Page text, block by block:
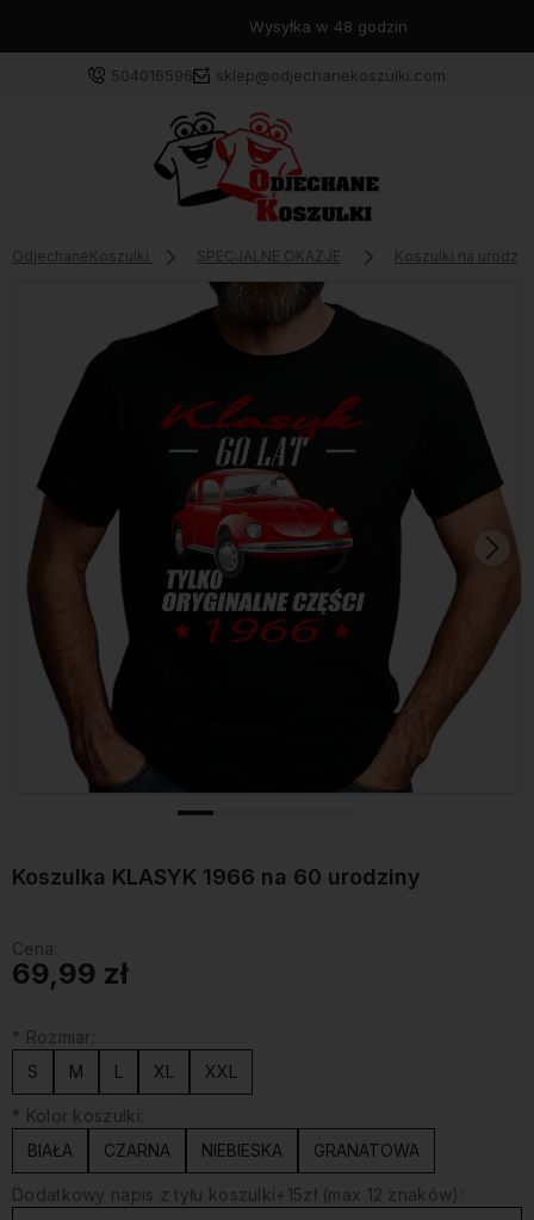
Wysyłka w 48 godzin
504016596 sklep@odjechanekoszulki.com
OdjechaneKoszulki SPECJALNE OKAZJE Koszulki na
Koszulka KLASYK 1966 na 60 urodziny
Cena:
69,99 zł
* Rozmiar:
S
M L XL XXL
* Kolor koszulki:
BIAŁA
CZARNA NIEBIESKA GRANATOWA
Dodatkowy napis z tyłu koszulki+15zł (max 12 znaków):